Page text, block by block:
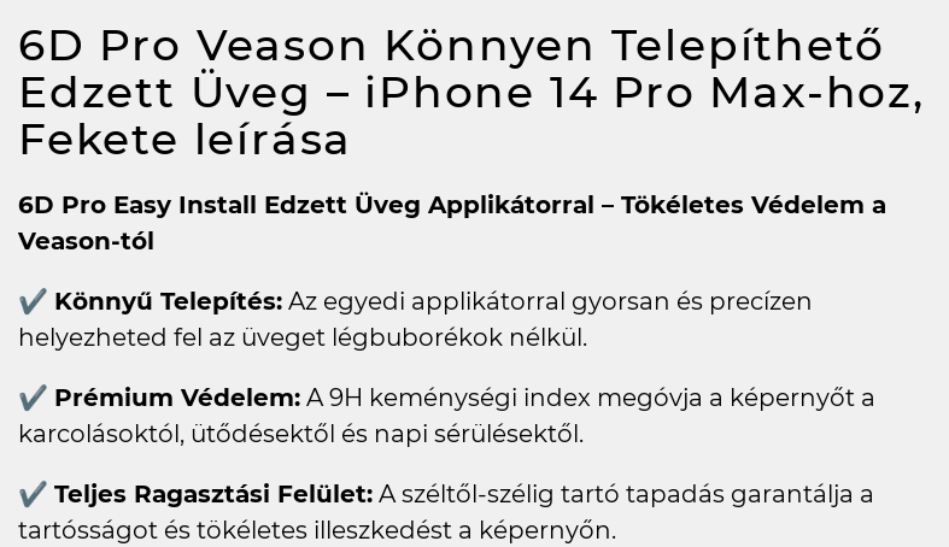
6D Pro Veason Könnyen Telepíthető
Edzett Üveg – iPhone 14 Pro Max-hoz,
Fekete leírása
6D Pro Easy Install Edzett Üveg Applikátorral – Tökéletes Védelem a
Veason-tól
✔ Könnyű Telepítés: Az egyedi applikátorral gyorsan és precízen
helyezheted fel az üveget légbuborékok nélkül.
✔ Prémium Védelem: A 9H keménységi index megóvja a képernyőt a
karcolásoktól, ütődésektől és napi sérülésektől.
✔ Teljes Ragasztási Felület: A széltől-szélig tartó tapadás garantálja a
tartósságot és tökéletes illeszkedést a képernyőn.